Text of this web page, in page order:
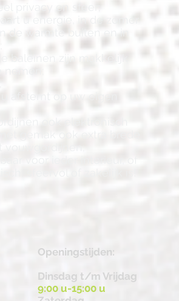
privacy en sfeer;
u energie, in de zomer
de warmte buiten en in
baleinen zijn makkelijk
afstemt op uw eigen
ook elektronisch
gemak ook extra brede
Openingstijden:
Dinsdag t/m Vrijdag
9:00 u-15:00 u